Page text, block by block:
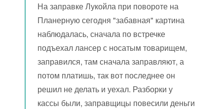
На заправке Лукойла при повороте на
Планерную сегодня "забавная" картина
наблюдалась, сначала по встречке
подъехал лансер с носатым товарищем,
заправился, там сначала заправляют, а
потом платишь, так вот последнее он
решил не делать и уехал. Разборки у
кассы были, заправщицы повесили деньги